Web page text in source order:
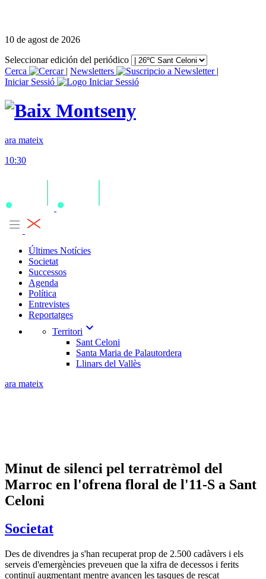
10 de agost de 2026
Seleccionar edición del periódico
Cerca
| Newsletters
|
Iniciar Sessió
ara mateix
10:30
Últimes Notícies
Societat
Successos
Agenda
Política
Entrevistes
Reportatges
Territori expand_more
Sant Celoni
Santa Maria de Palautordera
Llinars del Vallès
ara mateix
Minut de silenci pel terratrèmol del
Marroc en l'ofrena floral de l'11-S a Sant
Celoni
Societat
Des de divendres ja s'han recuperat prop de 2.500 cadàvers i els
serveis d'emergències preveuen que la xifra de decessos i ferits
continuï augmentant mentre avancen les tasques de rescat